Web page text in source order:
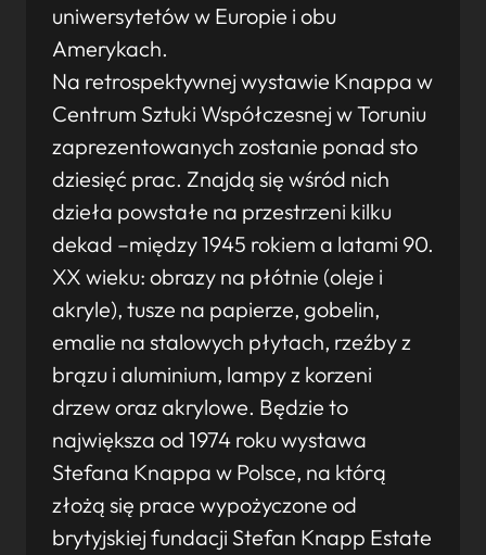
uniwersytetów w Europie i obu
Amerykach.
Na retrospektywnej wystawie Knappa w
Centrum Sztuki Współczesnej w Toruniu
zaprezentowanych zostanie ponad sto
dziesięć prac. Znajdą się wśród nich
dzieła powstałe na przestrzeni kilku
dekad –między 1945 rokiem a latami 90.
XX wieku: obrazy na płótnie (oleje i
akryle), tusze na papierze, gobelin,
emalie na stalowych płytach, rzeźby z
brązu i aluminium, lampy z korzeni
drzew oraz akrylowe. Będzie to
największa od 1974 roku wystawa
Stefana Knappa w Polsce, na którą
złożą się prace wypożyczone od
brytyjskiej fundacji Stefan Knapp Estate